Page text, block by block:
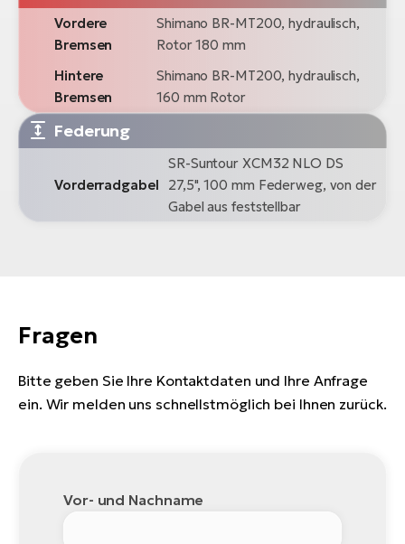
Vordere
Bremsen
Shimano BR-MT200, hydraulisch,
Rotor 180 mm
Hintere
Bremsen
Shimano BR-MT200, hydraulisch,
160 mm Rotor
Federung
Vorderradgabel
SR-Suntour XCM32 NLO DS
27,5", 100 mm Federweg, von der
Gabel aus feststellbar
Fragen
Bitte geben Sie Ihre Kontaktdaten und Ihre Anfrage
ein. Wir melden uns schnellstmöglich bei Ihnen zurück.
Vor- und Nachname